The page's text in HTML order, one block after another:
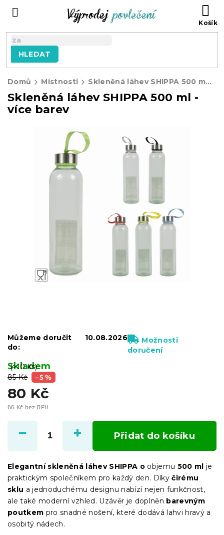
HLEDAT
Domů Místnosti Skleněná láhev SHIPPA 500 ml - více barev
Skleněná láhev SHIPPA 500 ml -
více barev
85 Kč –5 %
80 Kč
66 Kč bez DPH
cena:
Skladem
(>10 ks)
Můžeme doručit
do:
10.08.2026
Možnosti
doručení
Přidat do košíku
Elegantní skleněná láhev SHIPPA o objemu 500 ml je
praktickým společníkem pro každý den. Díkyčirému
sklu a jednoduchému designu nabízí nejen funkčnost,
ale také moderní vzhled. Uzávěr je doplněn barevným
poutkem pro snadné nošení, které dodává lahvi hravý a
osobitý nádech.